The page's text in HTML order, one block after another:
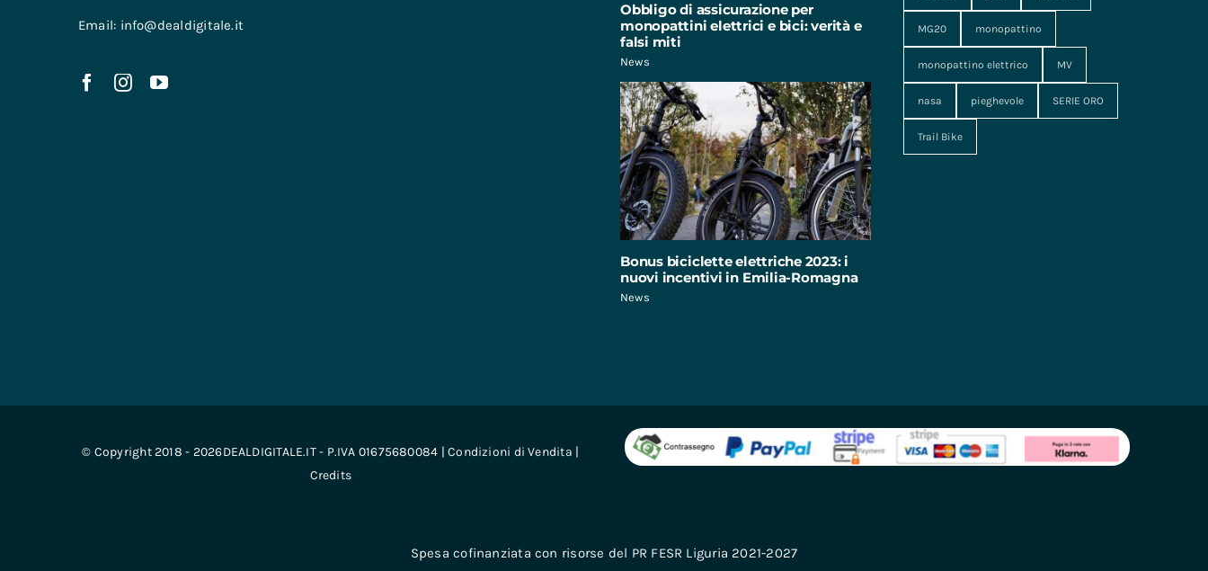
Email: info@dealdigitale.it
Obbligo di assicurazione per
monopattini elettrici e bici: verità e
falsi miti
News
Bonus biciclette elettriche 2023: i
nuovi incentivi in Emilia-Romagna
News
MG20 monopattino
monopattino elettrico MV
nasa pieghevole SERIE ORO
Trail Bike
© Copyright 2018 - 2026DEALDIGITALE.IT - P.IVA 01675680084 |Condizioni di Vendita |
Credits
Spesa cofinanziata con risorse del PR FESR Liguria 2021-2027